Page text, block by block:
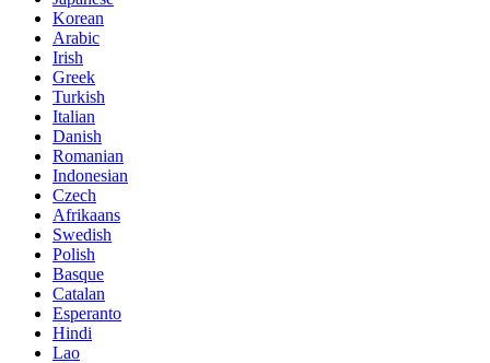
Korean
Arabic
Irish
Greek
Turkish
Italian
Danish
Romanian
Indonesian
Czech
Afrikaans
Swedish
Polish
Basque
Catalan
Esperanto
Hindi
Lao